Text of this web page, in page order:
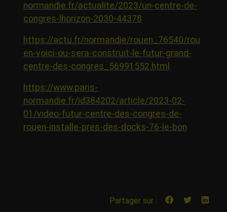
normandie.fr/actualite/2023/un-centre-de-
congres-lhorizon-2030-44378
https://actu.fr/normandie/rouen_76540/rou
en-voici-ou-sera-construit-le-futur-grand-
centre-des-congres_56991552.html
https://www.paris-
normandie.fr/id384202/article/2023-02-
01/video-futur-centre-des-congres-de-
rouen-installe-pres-des-docks-76-le-bon
Partager sur :